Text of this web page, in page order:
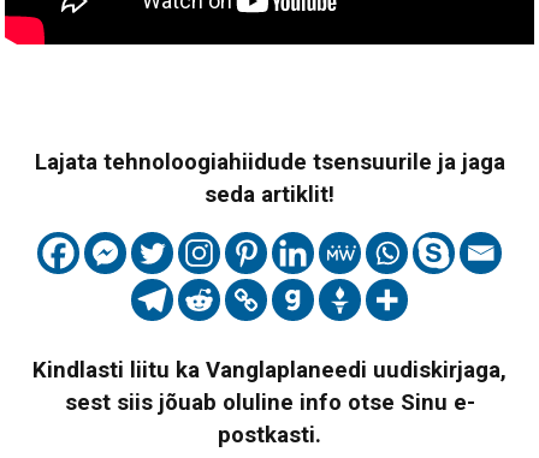
Lajata tehnoloogiahiidude tsensuurile ja jaga
seda artiklit!
Kindlasti liitu ka Vanglaplaneedi uudiskirjaga,
sest siis jõuab oluline info otse Sinu e-
postkasti.